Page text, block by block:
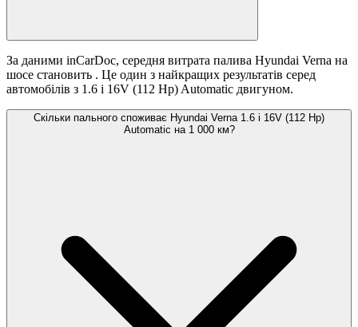
За даними inCarDoc, середня витрата палива Hyundai Verna на
шосе становить . Це один з найкращих результатів серед
автомобілів з 1.6 i 16V (112 Hp) Automatic двигуном.
Скільки пального споживає Hyundai Verna 1.6 i 16V (112 Hp)
Automatic на 1 000 км?